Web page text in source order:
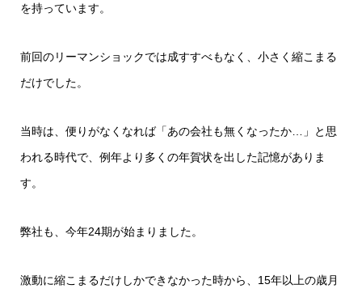
を持っています。
前回のリーマンショックでは成すすべもなく、小さく縮こまる
だけでした。
当時は、便りがなくなれば「あの会社も無くなったか…」と思
われる時代で、例年より多くの年賀状を出した記憶がありま
す。
弊社も、今年24期が始まりました。
激動に縮こまるだけしかできなかった時から、15年以上の歳月